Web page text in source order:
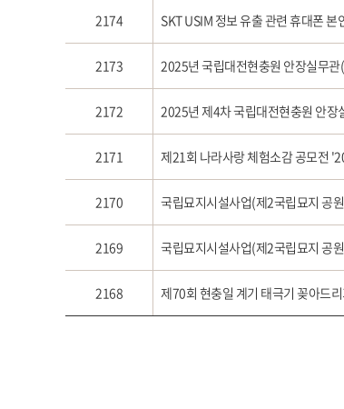
2174 SKT USIM 정보 유출 관련 휴대폰 본
2173 2025년 국립대전현충원 안장실무
2172 2025년 제4차 국립대전현충원 안장
2171 제21회 나라사랑 체험소감 공모전
2170 국립묘지시설사업(제2국립묘지 공
2169 국립묘지시설사업(제2국립묘지 공
2168 제70회 현충일 계기 태극기 꽂아드